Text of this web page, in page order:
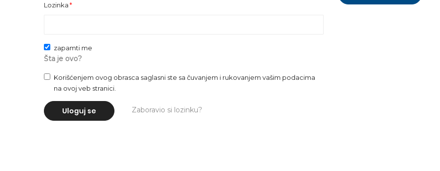
Lozinka
zapamti me
Šta je ovo?
Korišćenjem ovog obrasca saglasni ste sa čuvanjem i rukovanjem vašim podacima
na ovoj veb stranici.
Uloguj se Zaboravio si lozinku?